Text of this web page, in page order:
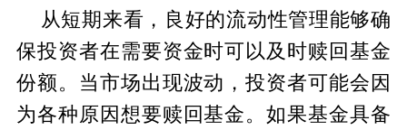
从短期来看，良好的流动性管理能够确
保投资者在需要资金时可以及时赎回基金
份额。当市场出现波动，投资者可能会因
为各种原因想要赎回基金。如果基金具备